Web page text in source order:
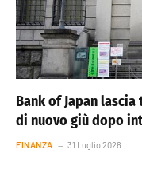
Bank of Japan lascia
di nuovo giù dopo
FINANZA 31 Luglio 2026